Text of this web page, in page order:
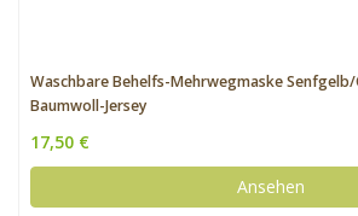
Waschbare Behelfs-Mehrwegmaske
Baumwoll-Jersey
17,50 €
Ansehen